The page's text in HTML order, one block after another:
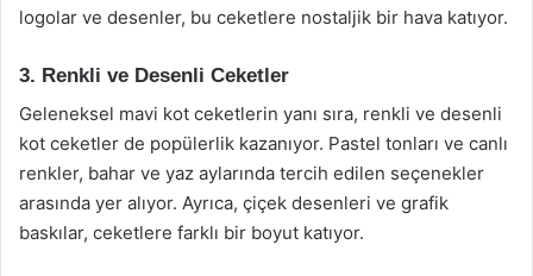
logolar ve desenler, bu ceketlere nostaljik bir hava katıyor.
3. Renkli ve Desenli Ceketler
Geleneksel mavi kot ceketlerin yanı sıra, renkli ve desenli
kot ceketler de popülerlik kazanıyor. Pastel tonları ve canlı
renkler, bahar ve yaz aylarında tercih edilen seçenekler
arasında yer alıyor. Ayrıca, çiçek desenleri ve grafik
baskılar, ceketlere farklı bir boyut katıyor.